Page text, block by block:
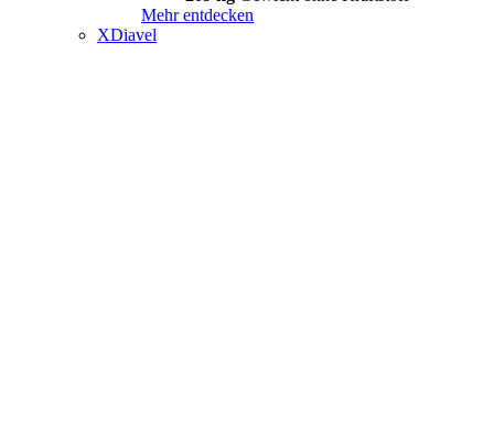
Mehr entdecken
XDiavel